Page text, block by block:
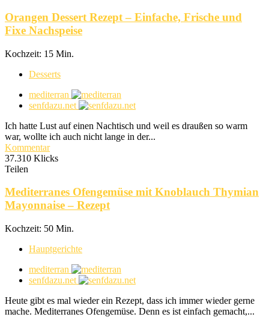
Orangen Dessert Rezept – Einfache, Frische und
Fixe Nachspeise
Kochzeit: 15 Min.
Desserts
mediterran
senfdazu.net
Ich hatte Lust auf einen Nachtisch und weil es draußen so warm
war, wollte ich auch nicht lange in der...
Kommentar
37.310 Klicks
Teilen
Mediterranes Ofengemüse mit Knoblauch Thymian
Mayonnaise – Rezept
Kochzeit: 50 Min.
Hauptgerichte
mediterran
senfdazu.net
Heute gibt es mal wieder ein Rezept, dass ich immer wieder gerne
mache. Mediterranes Ofengemüse. Denn es ist einfach gemacht,...